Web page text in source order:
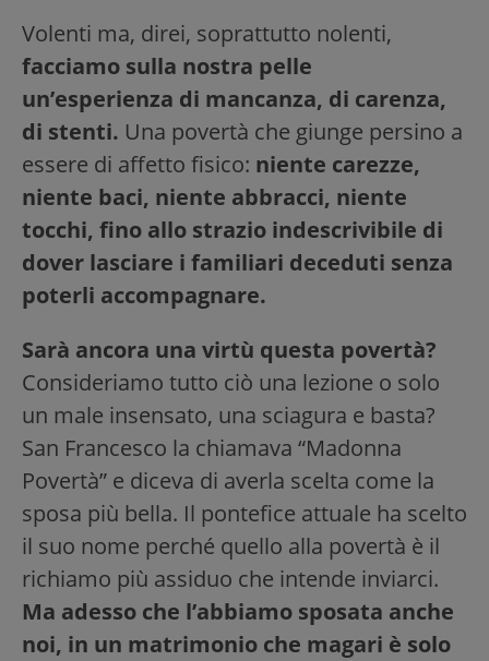
Volenti ma, direi, soprattutto nolenti,
facciamo sulla nostra pelle
un’esperienza di mancanza, di carenza,
di stenti. Una povertà che giunge persino a
essere di affetto fisico: niente carezze,
niente baci, niente abbracci, niente
tocchi, fino allo strazio indescrivibile di
dover lasciare i familiari deceduti senza
poterli accompagnare.
Sarà ancora una virtù questa povertà?
Consideriamo tutto ciò una lezione o solo
un male insensato, una sciagura e basta?
San Francesco la chiamava “Madonna
Povertà” e diceva di averla scelta come la
sposa più bella. Il pontefice attuale ha scelto
il suo nome perché quello alla povertà è il
richiamo più assiduo che intende inviarci.
Ma adesso che l’abbiamo sposata anche
noi, in un matrimonio che magari è solo